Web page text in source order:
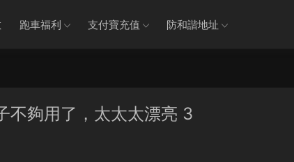
跑車福利 支付寶充值 防和諧地址
不夠用了，太太太漂亮 3